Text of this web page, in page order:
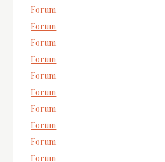
Forum
Forum
Forum
Forum
Forum
Forum
Forum
Forum
Forum
Forum